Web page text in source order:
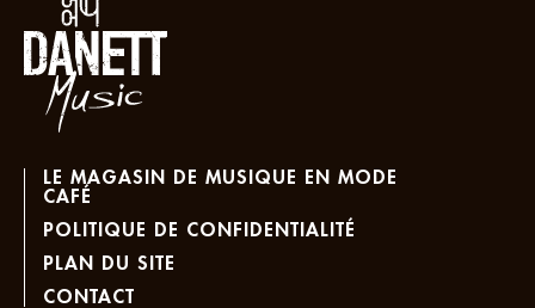
LE MAGASIN DE MUSIQUE EN MODE
CAFÉ
POLITIQUE DE CONFIDENTIALITÉ
PLAN DU SITE
CONTACT